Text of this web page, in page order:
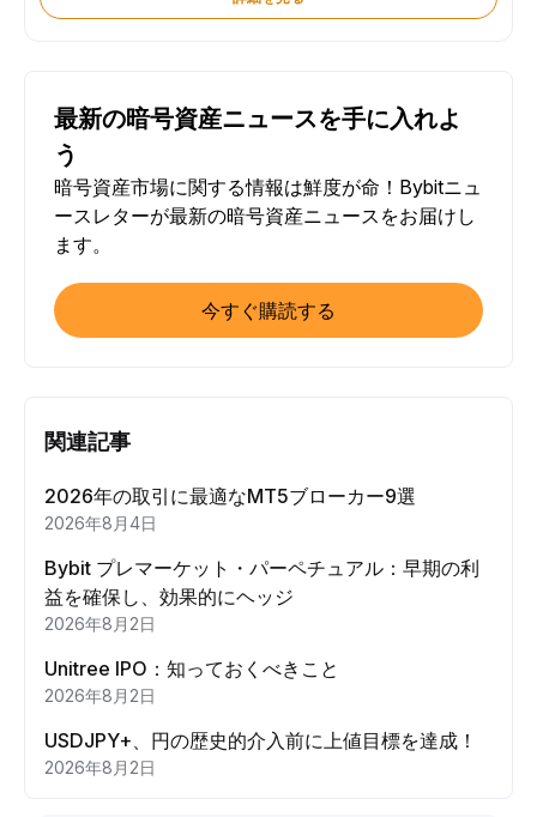
最新の暗号資産ニュースを手に入れよ
う
暗号資産市場に関する情報は鮮度が命！Bybitニュ
ースレターが最新の暗号資産ニュースをお届けし
ます。
今すぐ購読する
関連記事
2026年の取引に最適なMT5ブローカー9選
2026年8月4日
Bybit プレマーケット・パーペチュアル：早期の利
益を確保し、効果的にヘッジ
2026年8月2日
Unitree IPO：知っておくべきこと
2026年8月2日
USDJPY+、円の歴史的介入前に上値目標を達成！
2026年8月2日